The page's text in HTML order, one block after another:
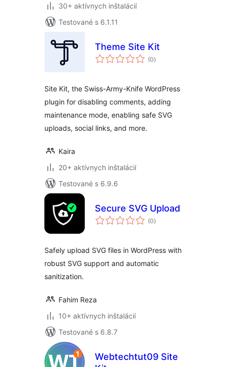
30+ aktívnych inštalácií
Testované s 6.1.11
Theme Site Kit
(0celkové
hodnotenie
)
Site Kit, the Swiss-Army-Knife WordPress
plugin for disabling comments, adding
maintenance mode, enabling safe SVG
uploads, social links, and more.
Kaira
20+ aktívnych inštalácií
Testované s 6.9.6
Secure SVG Upload
(0celkové
hodnotenie
)
Safely upload SVG files in WordPress with
robust SVG support and automatic
sanitization.
Fahim Reza
10+ aktívnych inštalácií
Testované s 6.8.7
Webtechtut09 Site